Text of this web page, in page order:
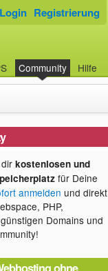
Community Hilfe
Login Registrierung
kostenlosen und
für Deine
anmelden und direkt
PHP,
Domains und
ohne